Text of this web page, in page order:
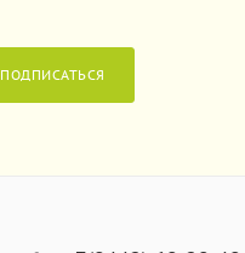
ПОДПИСАТЬСЯ